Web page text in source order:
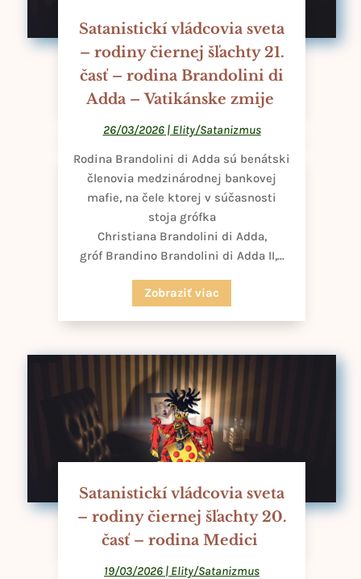
Satanistickí vládcovia sveta
– rodiny čiernej šľachty 21.
časť – rodina Brandolini di
Adda – Vatikánske zmije
26/03/2026| Elity/Satanizmus
Rodina Brandolini di Adda sú benátski
členovia medzinárodnej bankovej
mafie, na čele ktorej v súčasnosti
stoja grófka
Christiana Brandolini di Adda,
gróf Brandino Brandolini di Adda II,...
Zobraziť viac
Satanistickí vládcovia sveta
– rodiny čiernej šľachty 20.
časť – rodina Medici
19/03/2026 | Elity/Satanizmus